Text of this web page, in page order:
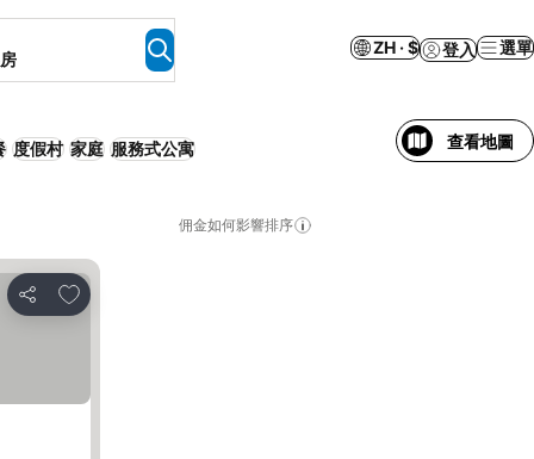
ZH · $ 登入 選單
度假村 家庭 服務式公寓 查看地圖
佣金如何影響排序
分享
加入我的最愛